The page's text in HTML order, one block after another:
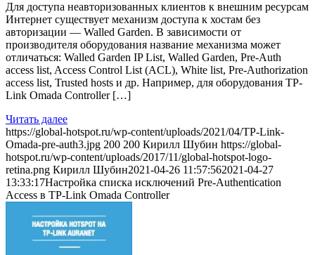
Для доступа неавторизованных клиентов к внешним ресурсам
Интернет существует механизм доступа к хостам без
авторизации — Walled Garden. В зависимости от
производителя оборудования название механизма может
отличаться: Walled Garden IP List, Walled Garden, Pre-Auth
access list, Access Control List (ACL), White list, Pre-Authorization
access list, Trusted hosts и др. Например, для оборудования TP-
Link Omada Controller […]
Читать далее
https://global-hotspot.ru/wp-content/uploads/2021/04/TP-Link-
Omada-pre-auth3.jpg 200 200 Кирилл Шубин https://global-
hotspot.ru/wp-content/uploads/2017/11/global-hotspot-logo-
retina.png Кирилл Шубин2021-04-26 11:57:562021-04-27
13:33:17Настройка списка исключений Pre-Authentication
Access в TP-Link Omada Controller